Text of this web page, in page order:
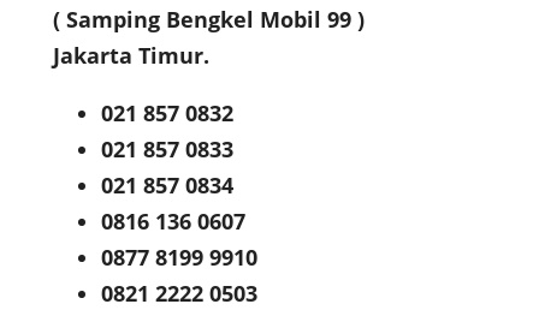
( Samping Bengkel Mobil 99 )
Jakarta Timur.
021 857 0832
021 857 0833
021 857 0834
0816 136 0607
0877 8199 9910
0821 2222 0503